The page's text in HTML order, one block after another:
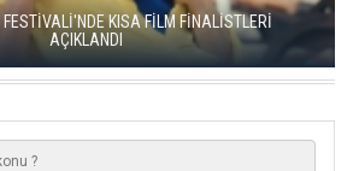
"ARTAKALAN"I SAN SEBASTIÁN'DA
PRÖMİYERİNİ YAPACAK